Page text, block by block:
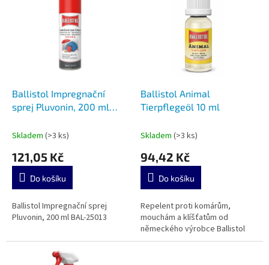
Ballistol Impregnační
sprej Pluvonin, 200 ml
Skladem (>3 ks)
121,05 Kč
Do košíku
Ballistol Impregnační sprej
Pluvonin, 200 ml BAL-25013
Ballistol Animal
Tierpflegeöl 10 ml
Skladem (>3 ks)
94,42 Kč
Do košíku
Repelent proti komárům,
mouchám a klíšťatům od
německého výrobce Ballistol